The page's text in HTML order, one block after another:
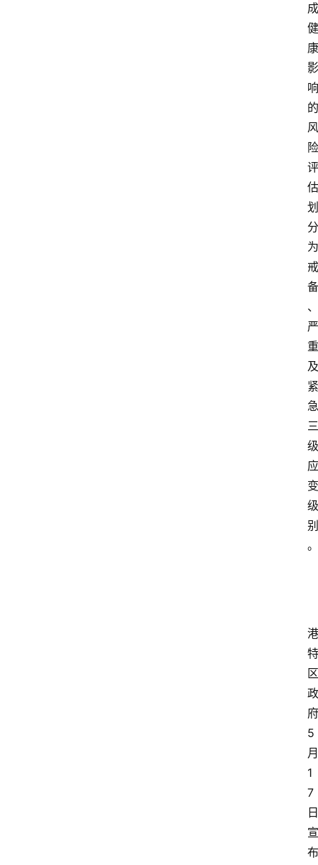
成
健
康
影
响
的
风
险
评
估
划
分
为
戒
备
、
严
重
及
紧
急
三
级
应
变
级
别
。
港
特
区
政
府
5
月
1
7
日
宣
布